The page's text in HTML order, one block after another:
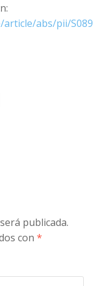
abs/pii/
publicada.
con*